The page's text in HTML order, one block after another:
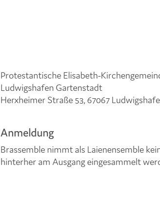
Protestantische Elisabeth-
Ludwigshafen Gartenstadt
Herxheimer Straße 53, 67067
Anmeldung
Brassemble nimmt als Laienensemble
hinterher am Ausgang eingesammelt